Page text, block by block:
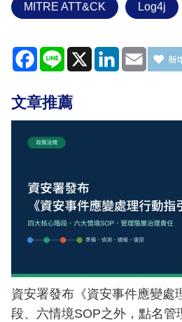
MITRE ATT&CK Log4j
Facebook
Line X LinkedIn
Email
文章推薦
資安署發布《資安事件應變處
段、六情境SOP之外，點名管